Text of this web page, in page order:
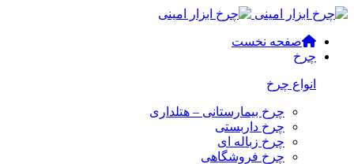
صفحه نخست
چرخ
انواع چرخ
چرخ بیمارستانی – هتلداری
چرخ داربستی
چرخ زباله ای
چرخ فروشگاهی